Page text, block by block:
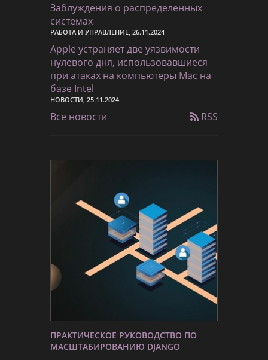
Заблуждения о распределенных
системах
РАБОТА И УПРАВЛЕНИЕ, 26.11.2024
Apple устраняет две уязвимости
нулевого дня, использовавшиеся
при атаках на компьютеры Mac на
базе Intel
НОВОСТИ, 25.11.2024
Все новости RSS
ПРАКТИЧЕСКОЕ РУКОВОДСТВО ПО
МАСШТАБИРОВАНИЮ DJANGO